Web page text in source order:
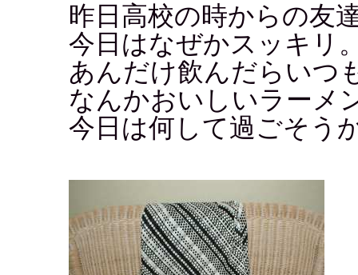
昨日高校の時からの友
今日はなぜかスッキリ
あんだけ飲んだらいつ
なんかおいしいラーメ
今日は何して過ごそう